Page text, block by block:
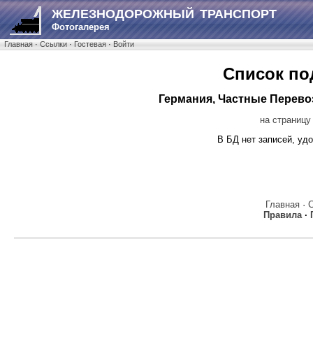
ЖЕЛЕЗНОДОРОЖНЫЙ ТРАНСПОРТ
Фотогалерея
Главная·Ссылки·Гостевая·Войти
Список
Германия, Частные
на
В БД нет записей,
Главная·
Правила·